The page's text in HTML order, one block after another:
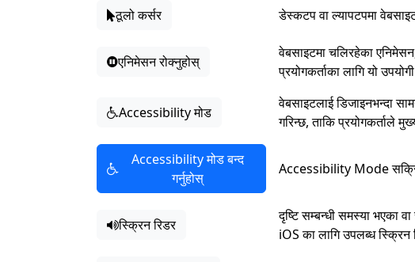
ठूलो कर्सर डेस्कटप वा ल्यापटपमा
एनिमेसन रोक्नुहोस्
वेबसाइटमा चलिरहेका
प्रयोगकर्ताका लागि यो
Accessibility मोड
वेबसाइटलाई डिजाइनभन्दा
गरिन्छ, ताकि प्रयोगकर्ताले
Accessibility मोड बन्द
गर्नुहोस्
Accessibility Mode
स्क्रिन रिडर
दृष्टि सम्बन्धी समस्या भएका
iOS का लागि उपलब्ध स्क्रिन